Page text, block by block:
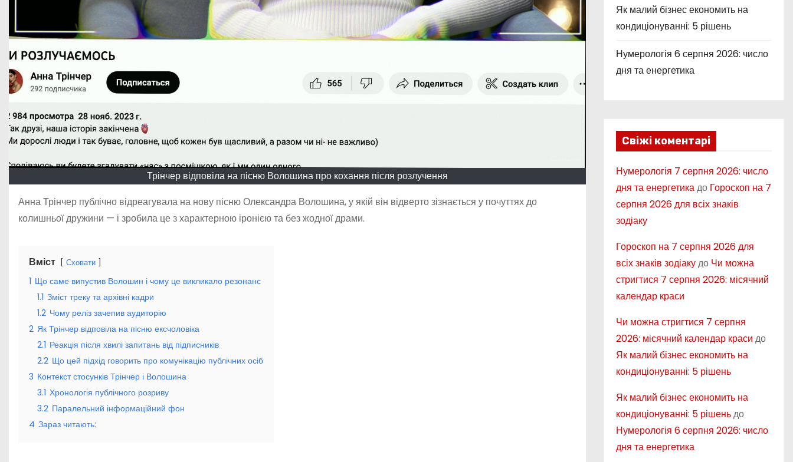
Трінчер відповіла на пісню Волошина про кохання після розлучення
Анна Трінчер публічно відреагувала на нову пісню Олександра Волошина, у якій він відверто зізнається у почуттях до
колишньої дружини — і зробила це з характерною іронією та без жодної драми.
Вміст Сховати
1 Що саме випустив Волошин і чому це викликало резонанс
1.1 Зміст треку та архівні кадри
1.2 Чому реліз зачепив аудиторію
2 Як Трінчер відповіла на пісню ексчоловіка
2.1 Реакція після хвилі запитань від підписників
2.2 Що цей підхід говорить про комунікацію публічних осіб
3 Контекст стосунків Трінчер і Волошина
3.1 Хронологія публічного розриву
3.2 Паралельний інформаційний фон
4 Зараз читають:
Як малий бізнес економить на
кондиціонуванні: 5 рішень
Нумерологія 6 серпня 2026: число
дня та енергетика
Свіжі коментарі
Нумерологія 7 серпня 2026: число
дня та енергетикадо Гороскоп на 7
серпня 2026 для всіх знаків
зодіаку
Гороскоп на 7 серпня 2026 для
всіх знаків зодіакудо Чи можна
стригтися 7 серпня 2026: місячний
календар краси
Чи можна стригтися 7 серпня
2026: місячний календар краси до
Як малий бізнес економить на
кондиціонуванні: 5 рішень
Як малий бізнес економить на
кондиціонуванні: 5 рішеньдо
Нумерологія 6 серпня 2026: число
дня та енергетика